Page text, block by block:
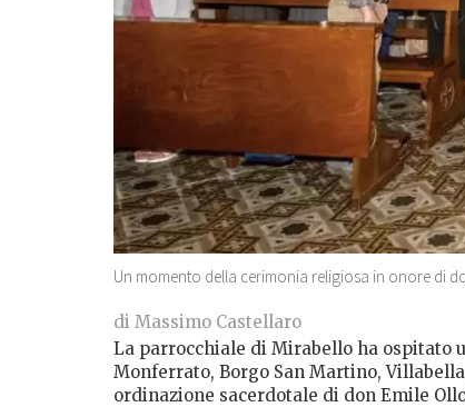
Un momento della cerimonia religiosa in onore di
di Massimo Castellaro
La parrocchiale di Mirabello ha ospitato
Monferrato, Borgo San Martino,
ordinazione sacerdotale di don Emile